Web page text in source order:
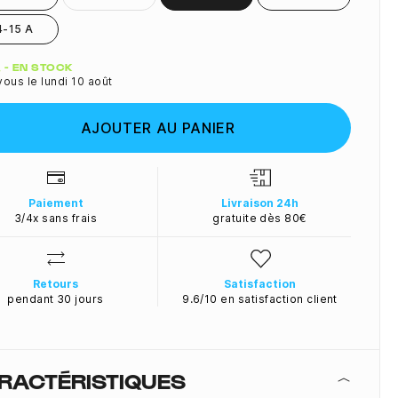
15 A
- EN STOCK
le lundi 10 août
AJOUTER AU PANIER
Paiement
3/4x sans frais
Livraison 24h
gratuite dès 80€
Retours
pendant 30 jours
Satisfaction
9.6/10 en satisfaction client